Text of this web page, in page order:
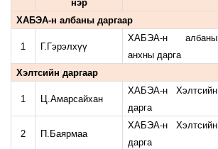
нэр
ХАБЭА-н албаны даргаар
1 Г.Гэрэлхүү
ХАБЭА-н албаны
анхны дарга
Хэлтсийн даргаар
1 Ц.Амарсайхан
ХАБЭА-н Хэлтсийн
дарга
2 П.Баярмаа
ХАБЭА-н Хэлтсийн
дарга